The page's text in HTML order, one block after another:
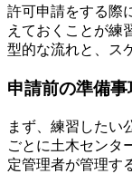
許可申請をする際
えておくことが練
型的な流れと、ス
申請前の準備事
まず、練習したい
ごとに土木センタ
定管理者が管理す